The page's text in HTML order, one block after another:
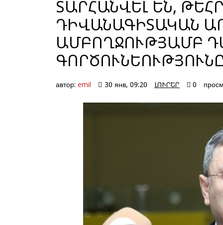
ՏԱՐՀԱՆՎԵԼ ԵՆ,
ԴԻՎԱՆԱԳԻՏԱԿԱՆ
ԱՄԲՈՂՋՈՒԹՅԱՄԲ
автор: emil 30 янв, 09:20 ԼՈՒՐԵՐ 0